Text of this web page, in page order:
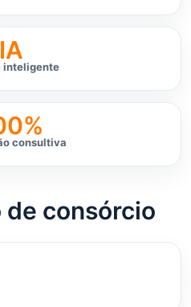
IA
inteligente
consultiva
de consórcio